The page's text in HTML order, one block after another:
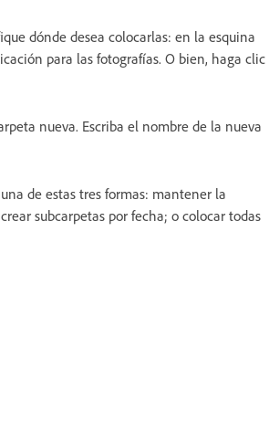
dónde desea colocarlas: en la esquina
para las fotografías. O bien, haga clic
nueva. Escriba el nombre de la nueva
de estas tres formas: mantener la
subcarpetas por fecha; o colocar todas